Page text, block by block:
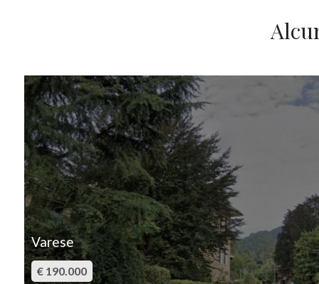
Varese
€ 190.000
5
5+
Camere
minime
Qualsiasi
1